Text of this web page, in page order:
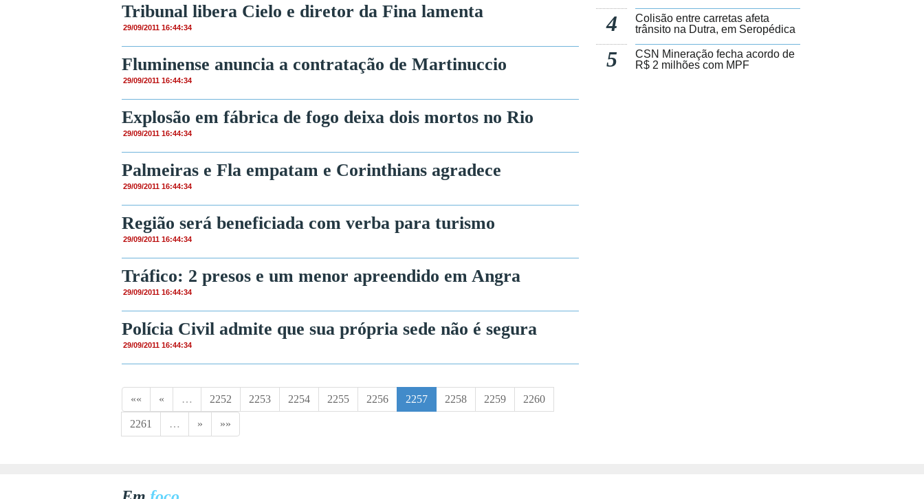
Tribunal libera Cielo e diretor da Fina lamenta
29/09/2011 16:44:34
Fluminense anuncia a contratação de Martinuccio
29/09/2011 16:44:34
Explosão em fábrica de fogo deixa dois mortos no Rio
29/09/2011 16:44:34
Palmeiras e Fla empatam e Corinthians agradece
29/09/2011 16:44:34
Região será beneficiada com verba para turismo
29/09/2011 16:44:34
Tráfico: 2 presos e um menor apreendido em Angra
29/09/2011 16:44:34
Polícia Civil admite que sua própria sede não é segura
29/09/2011 16:44:34
«« « … 2252 2253 2254 2255 2256 2257 2258 2259 2260
2261 … » »»
4
Colisão entre carretas afeta
trânsito na Dutra, em Seropédica
5
CSN Mineração fecha acordo de
R$ 2 milhões com MPF